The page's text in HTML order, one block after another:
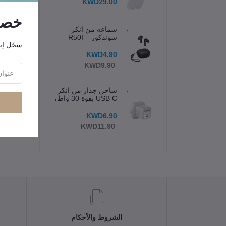
سماعه من انكر-
سوندكور _ R50I
KWD4.90
KWD9.90
شاحن جدار من انكر
USB C بقوة 30 واط،
بتقنية GaN
KWD6.90
KWD11.90
الشروط والأحكام
سجّل